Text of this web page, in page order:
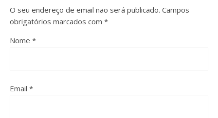
O seu endereço de email não será publicado. Campos
obrigatórios marcados com *
Nome *
Email *